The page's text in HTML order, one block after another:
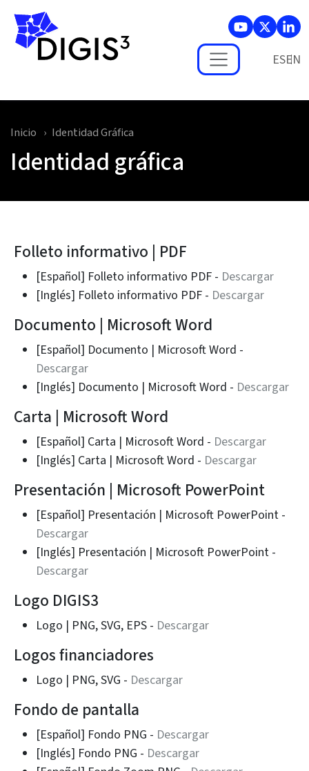
Skip to main content
ES
Inicio Identidad Gráfica
Identidad gráfica
Folleto informativo | PDF
[Español] Folleto informativo PDF - Descargar
[Inglés] Folleto informativo PDF - Descargar
Documento | Microsoft Word
[Español] Documento | Microsoft Word -
Descargar
[Inglés] Documento | Microsoft Word - Descargar
Carta | Microsoft Word
[Español] Carta | Microsoft Word - Descargar
[Inglés] Carta | Microsoft Word - Descargar
Presentación | Microsoft PowerPoint
[Español] Presentación | Microsoft PowerPoint -
Descargar
[Inglés] Presentación | Microsoft PowerPoint -
Descargar
Logo DIGIS3
Logo | PNG, SVG, EPS - Descargar
Logos financiadores
Logo | PNG, SVG - Descargar
Fondo de pantalla
[Español] Fondo PNG - Descargar
[Inglés] Fondo PNG - Descargar